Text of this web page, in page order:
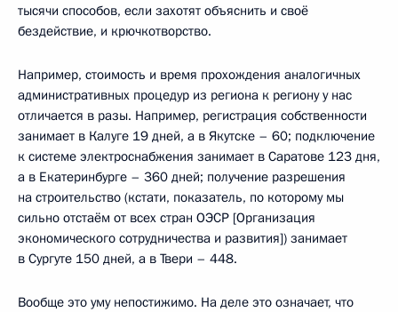
тысячи способов, если захотят объяснить и своё
бездействие, и крючкотворство.
Например, стоимость и время прохождения аналогичных
административных процедур из региона к региону у нас
отличается в разы. Например, регистрация собственности
занимает в Калуге 19 дней, а в Якутске – 60; подключение
к системе электроснабжения занимает в Саратове 123 дня,
а в Екатеринбурге – 360 дней; получение разрешения
на строительство (кстати, показатель, по которому мы
сильно отстаём от всех стран ОЭСР [Организация
экономического сотрудничества и развития]) занимает
в Сургуте 150 дней, а в Твери – 448.
Вообще это уму непостижимо. На деле это означает, что